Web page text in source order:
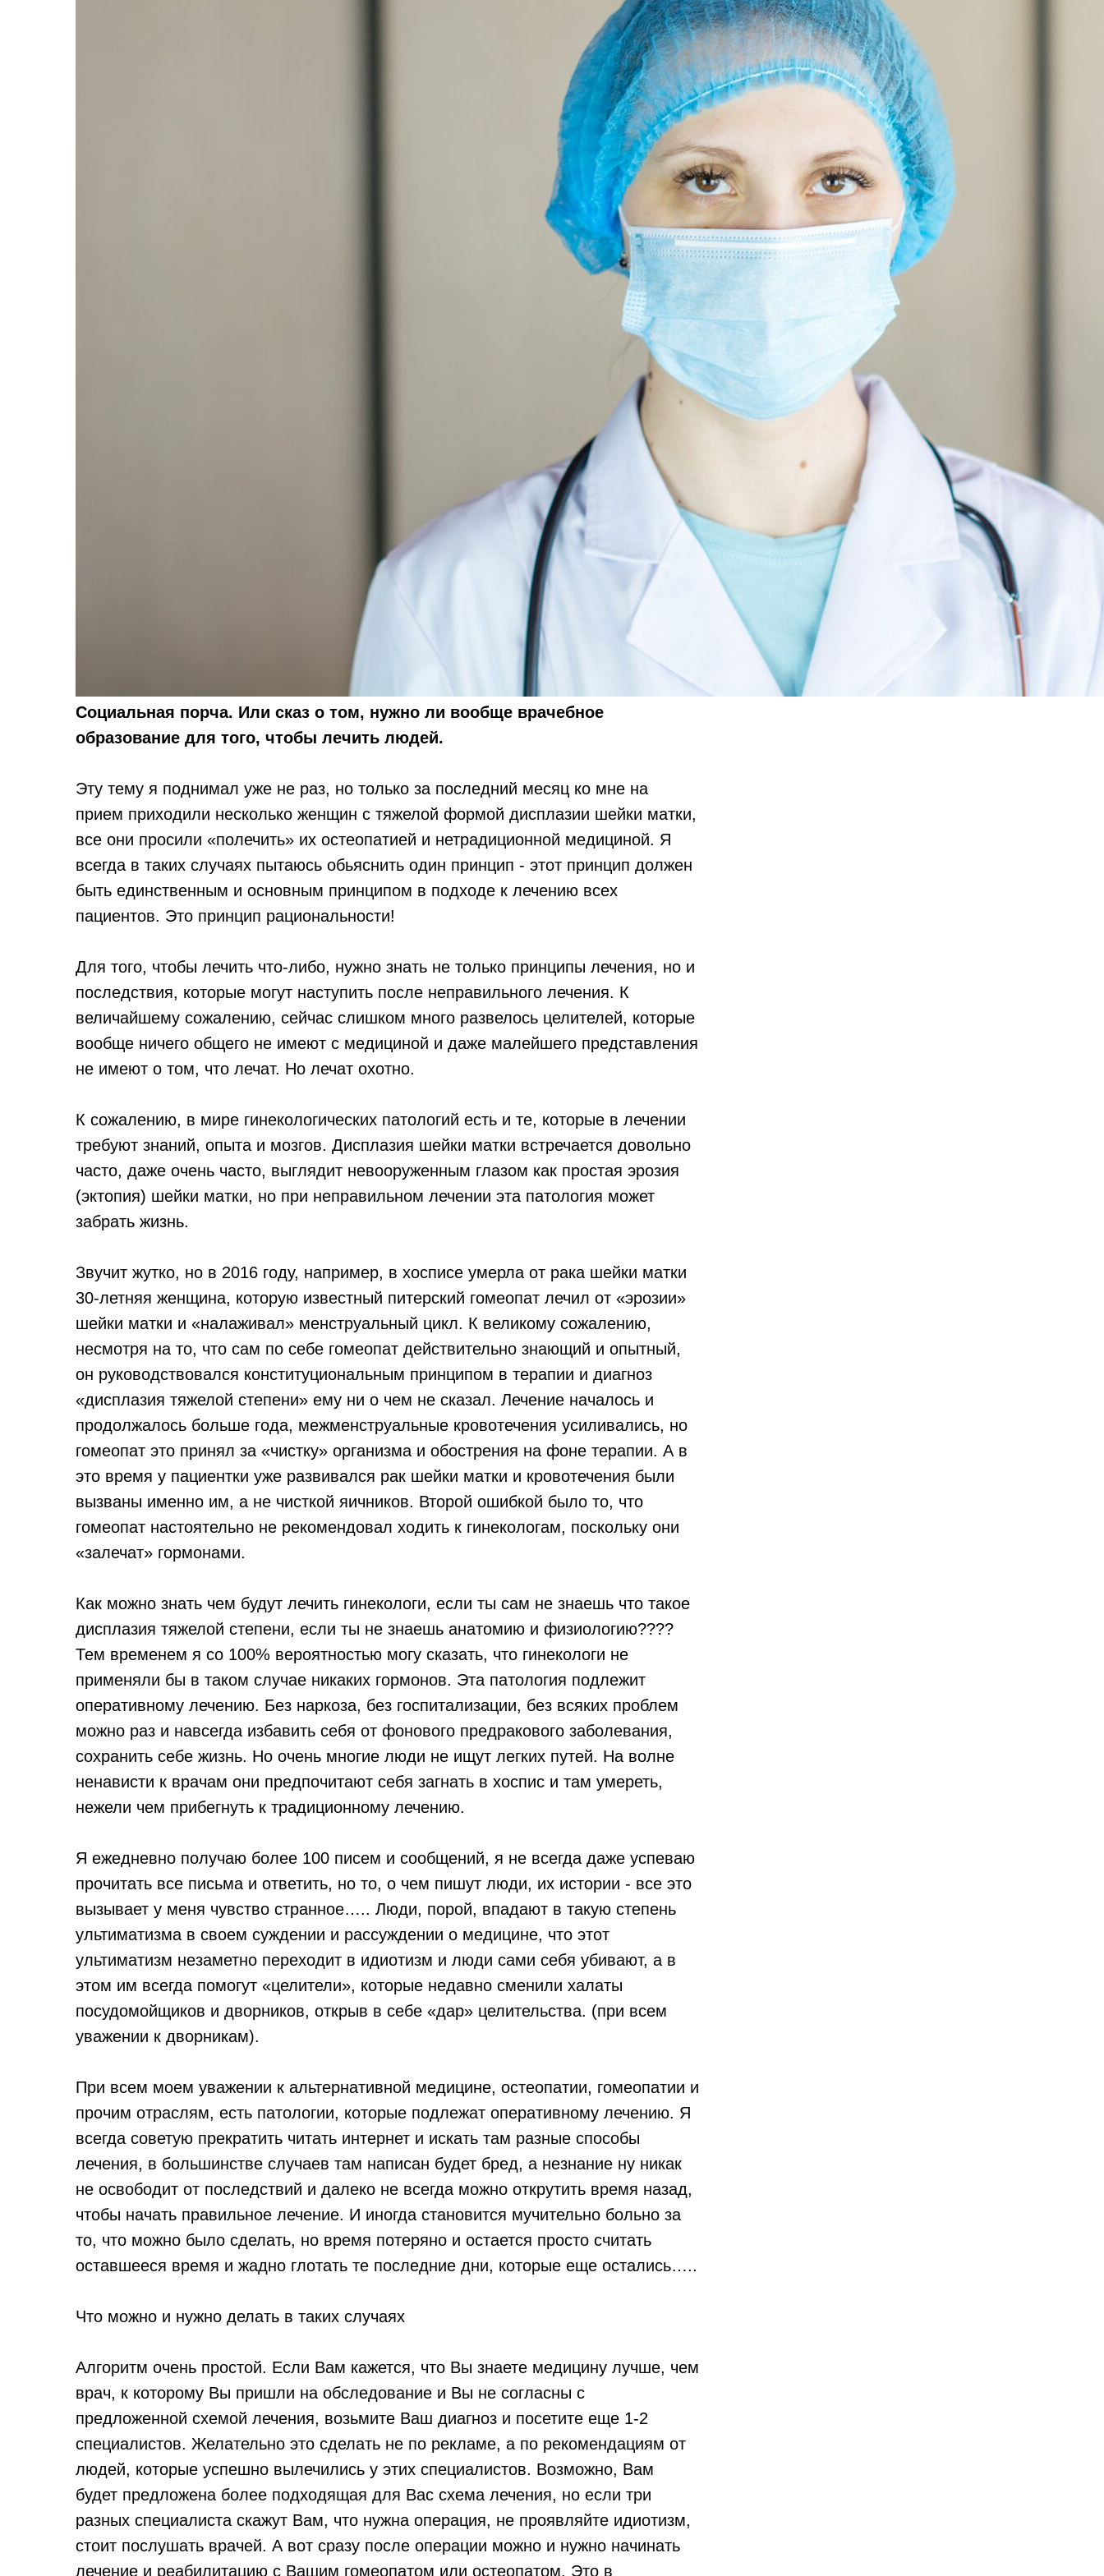
Социальная порча. Или сказ о том, нужно ли вообще врачебное
образование для того, чтобы лечить людей.
Эту тему я поднимал уже не раз, но только за последний месяц ко мне на
прием приходили несколько женщин с тяжелой формой дисплазии шейки матки,
все они просили «полечить» их остеопатией и нетрадиционной медициной. Я
всегда в таких случаях пытаюсь обьяснить один принцип - этот принцип должен
быть единственным и основным принципом в подходе к лечению всех
пациентов. Это принцип рациональности!
Для того, чтобы лечить что-либо, нужно знать не только принципы лечения, но и
последствия, которые могут наступить после неправильного лечения. К
величайшему сожалению, сейчас слишком много развелось целителей, которые
вообще ничего общего не имеют с медициной и даже малейшего представления
не имеют о том, что лечат. Но лечат охотно.
К сожалению, в мире гинекологических патологий есть и те, которые в лечении
требуют знаний, опыта и мозгов. Дисплазия шейки матки встречается довольно
часто, даже очень часто, выглядит невооруженным глазом как простая эрозия
(эктопия) шейки матки, но при неправильном лечении эта патология может
забрать жизнь.
Звучит жутко, но в 2016 году, например, в хосписе умерла от рака шейки матки
30-летняя женщина, которую известный питерский гомеопат лечил от «эрозии»
шейки матки и «налаживал» менструальный цикл. К великому сожалению,
несмотря на то, что сам по себе гомеопат действительно знающий и опытный,
он руководствовался конституциональным принципом в терапии и диагноз
«дисплазия тяжелой степени» ему ни о чем не сказал. Лечение началось и
продолжалось больше года, межменструальные кровотечения усиливались, но
гомеопат это принял за «чистку» организма и обострения на фоне терапии. А в
это время у пациентки уже развивался рак шейки матки и кровотечения были
вызваны именно им, а не чисткой яичников. Второй ошибкой было то, что
гомеопат настоятельно не рекомендовал ходить к гинекологам, поскольку они
«залечат» гормонами.
Как можно знать чем будут лечить гинекологи, если ты сам не знаешь что такое
дисплазия тяжелой степени, если ты не знаешь анатомию и физиологию????
Тем временем я со 100% вероятностью могу сказать, что гинекологи не
применяли бы в таком случае никаких гормонов. Эта патология подлежит
оперативному лечению. Без наркоза, без госпитализации, без всяких проблем
можно раз и навсегда избавить себя от фонового предракового заболевания,
сохранить себе жизнь. Но очень многие люди не ищут легких путей. На волне
ненависти к врачам они предпочитают себя загнать в хоспис и там умереть,
нежели чем прибегнуть к традиционному лечению.
Я ежедневно получаю более 100 писем и сообщений, я не всегда даже успеваю
прочитать все письма и ответить, но то, о чем пишут люди, их истории - все это
вызывает у меня чувство странное….. Люди, порой, впадают в такую степень
ультиматизма в своем суждении и рассуждении о медицине, что этот
ультиматизм незаметно переходит в идиотизм и люди сами себя убивают, а в
этом им всегда помогут «целители», которые недавно сменили халаты
посудомойщиков и дворников, открыв в себе «дар» целительства. (при всем
уважении к дворникам).
При всем моем уважении к альтернативной медицине, остеопатии, гомеопатии и
прочим отраслям, есть патологии, которые подлежат оперативному лечению. Я
всегда советую прекратить читать интернет и искать там разные способы
лечения, в большинстве случаев там написан будет бред, а незнание ну никак
не освободит от последствий и далеко не всегда можно открутить время назад,
чтобы начать правильное лечение. И иногда становится мучительно больно за
то, что можно было сделать, но время потеряно и остается просто считать
оставшееся время и жадно глотать те последние дни, которые еще остались…..
Что можно и нужно делать в таких случаях
Алгоритм очень простой. Если Вам кажется, что Вы знаете медицину лучше, чем
врач, к которому Вы пришли на обследование и Вы не согласны с
предложенной схемой лечения, возьмите Ваш диагноз и посетите еще 1-2
специалистов. Желательно это сделать не по рекламе, а по рекомендациям от
людей, которые успешно вылечились у этих специалистов. Возможно, Вам
будет предложена более подходящая для Вас схема лечения, но если три
разных специалиста скажут Вам, что нужна операция, не проявляйте идиотизм,
стоит послушать врачей. А вот сразу после операции можно и нужно начинать
лечение и реабилитацию с Вашим гомеопатом или остеопатом. Это в